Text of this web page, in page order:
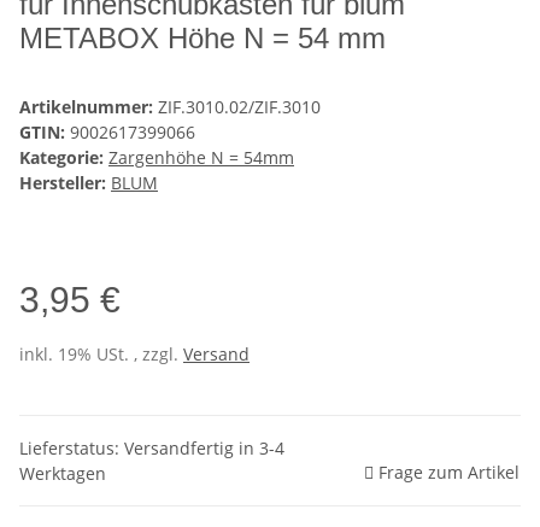
METABOX Höhe N = 54 mm
Artikelnummer: ZIF.3010.02/ZIF.3010
GTIN: 9002617399066
Kategorie: Zargenhöhe N = 54mm
Hersteller: BLUM
3,95 €
inkl. 19% USt. , zzgl. Versand
Lieferstatus: Versandfertig in 3-4
Werktagen
Frage zum Artikel